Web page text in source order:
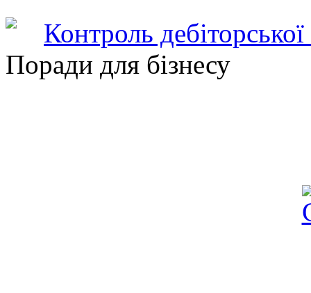
Контроль
Поради для бізнесу